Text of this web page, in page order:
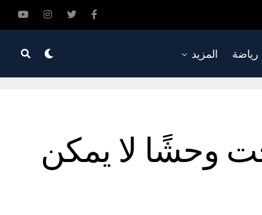
رياضة المزيد
وحشًا لا يمكن